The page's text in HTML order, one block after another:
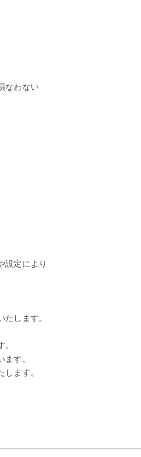
なわない
設定により
します。
す。
ます。